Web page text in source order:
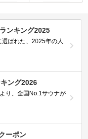
ンキング2025
ばれた、2025年の人
ング2026
り、全国No.1サウナが
ーポン